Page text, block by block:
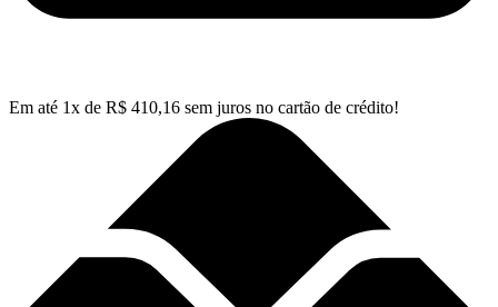
Em até 1x de R$ 410,16 sem juros no cartão de crédito!